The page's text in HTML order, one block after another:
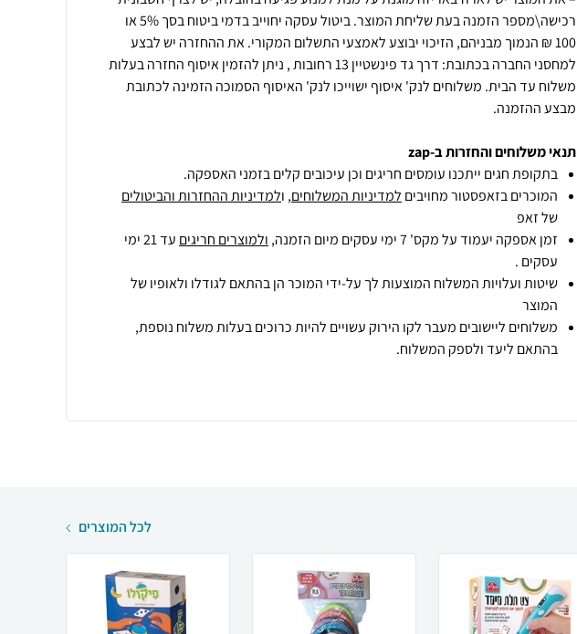
רכישה\מספר הזמנה בעת שליחת המוצר. ביטול עסקה יחוייב בדמי ביטוח בסך 5% או
100 ₪ הנמוך מבניהם, הזיכוי יבוצע לאמצעי התשלום המקורי. את ההחזרה יש לבצע
למחסני החברה בכתובת: דרך גד פינשטיין 13 רחובות , ניתן להזמין איסוף החזרה בעלות
משלוח עד הבית. משלוחים לנק' איסוף ישוייכו לנק' האיסוף הסמוכה הזמינה לכתובת
מבצע ההזמנה.
תנאי משלוחים והחזרות ב-zap
בתקופת חגים ייתכנו עומסים חריגים וכן עיכובים קלים בזמני האספקה.
המוכרים בזאפסטור מחויבים למדיניות המשלוחים, ולמדיניות ההחזרות והביטולים
של זאפ
זמן אספקה יעמוד על מקס' 7 ימי עסקים מיום הזמנה,
ולמוצרים חריגים
עד 21 ימי
עסקים .
שיטות ועלויות המשלוח המוצעות לך על-ידי המוכר הן בהתאם לגודלו ולאופיו של
המוצר
משלוחים ליישובים מעבר לקו הירוק עשויים להיות כרוכים בעלות משלוח נוספת,
בהתאם ליעד ולספק המשלוח.
לכל המוצרים